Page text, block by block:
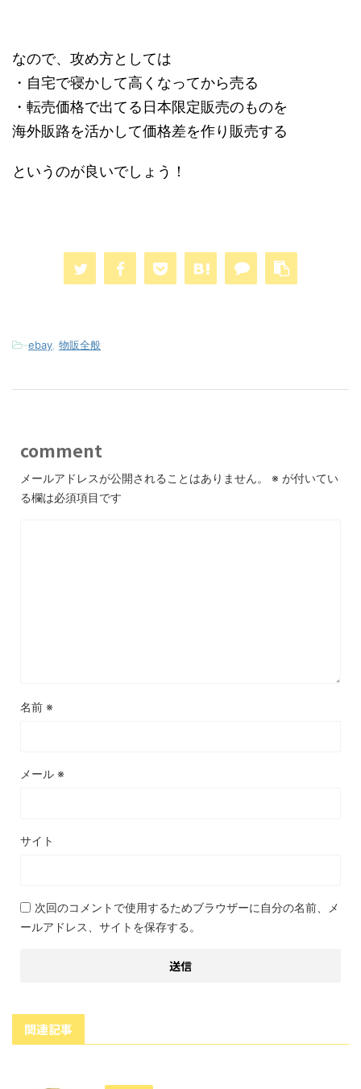
なので、攻め方としては
・自宅で寝かして高くなってから売る
・転売価格で出てる日本限定販売のものを
海外販路を活かして価格差を作り販売する
というのが良いでしょう！
-ebay, 物販全般
comment
メールアドレスが公開されることはありません。 ※ が付いてい
る欄は必須項目です
名前 ※
メール ※
サイト
次回のコメントで使用するためブラウザーに自分の名前、メ
ールアドレス、サイトを保存する。
関連記事